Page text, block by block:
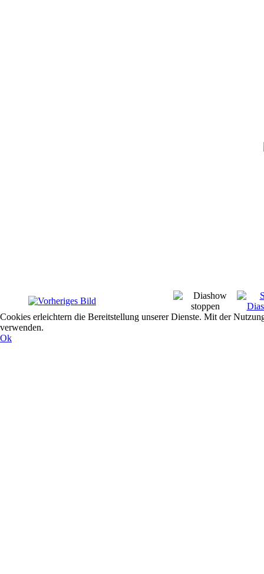
Cookies erleichtern die Bereitstellung unserer Dienste. Mit der
verwenden.
Ok